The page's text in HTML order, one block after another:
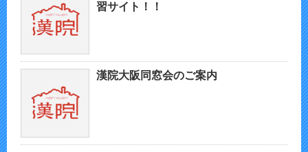
習サイト！！
漢院大阪同窓会のご案内